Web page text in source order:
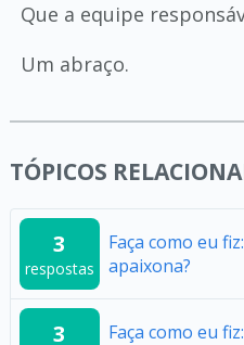
Que a equipe
Um abraço.
TÓPICOS
3
respostas
Faça como eu
apaixona?
3
Faça como eu